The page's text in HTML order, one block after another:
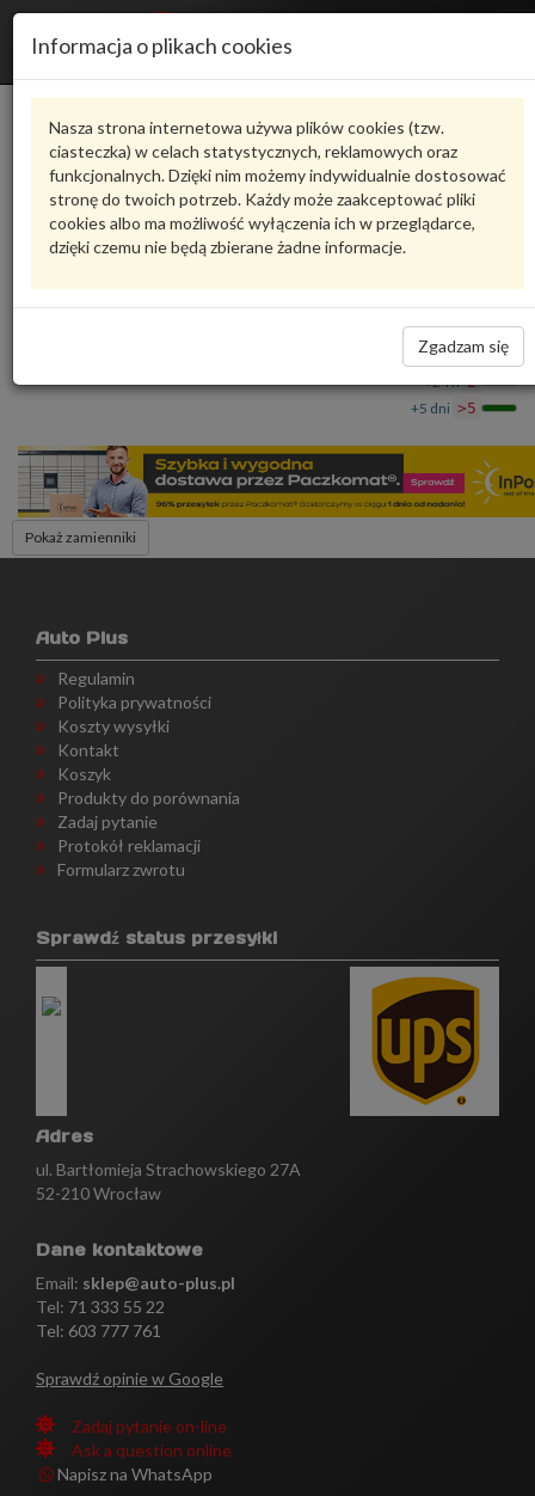
Informacja o plikach cookies
Nasza strona internetowa używa plików cookies (tzw.
ciasteczka) w celach statystycznych, reklamowych oraz
funkcjonalnych. Dzięki nim możemy indywidualnie dostosować
stronę do twoich potrzeb. Każdy może zaakceptować pliki
cookies albo ma możliwość wyłączenia ich w przeglądarce,
dzięki czemu nie będą zbierane żadne informacje.
Zgadzam się
Karta produktu
6RA253609AGVAG
VAG - produkt oryginalny VW AUDI SEAT SKODA
Tłumiki końcowe 6RA253609AG VAG
1 583,29 zł
Dostępność
Wrocław 0
+24 h 2
+5 dni >5
Pokaż zamienniki
Auto Plus
Regulamin
Polityka prywatności
Koszty wysyłki
Kontakt
Koszyk
Produkty do porównania
Zadaj pytanie
Protokół reklamacji
Formularz zwrotu
Sprawdź status przesyłki
Adres
ul. Bartłomieja Strachowskiego 27A
52-210 Wrocław
Dane kontaktowe
Email: sklep@auto-plus.pl
Tel: 71 333 55 22
Tel: 603 777 761
Sprawdź opinie w Google
Zadaj pytanie on-line
Ask a question online
Napisz na WhatsApp